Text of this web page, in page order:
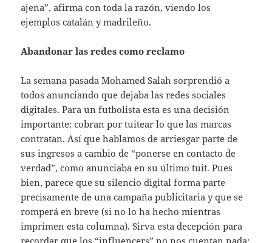
ajena”, afirma con toda la razón, viendo los
ejemplos catalán y madrileño.
Abandonar las redes como reclamo
La semana pasada Mohamed Salah sorprendió a
todos anunciando que dejaba las redes sociales
digitales. Para un futbolista esta es una decisión
importante: cobran por tuitear lo que las marcas
contratan. Así que hablamos de arriesgar parte de
sus ingresos a cambio de “ponerse en contacto de
verdad”, como anunciaba en su último tuit. Pues
bien, parece que su silencio digital forma parte
precisamente de una campaña publicitaria y que se
romperá en breve (si no lo ha hecho mientras
imprimen esta columna). Sirva esta decepción para